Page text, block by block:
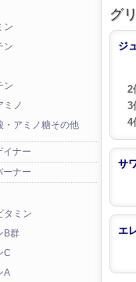
ン
ン
ン
ミノ
・アミノ糖その他
イナー
ーナー
タミン
B群
C
A
グ
ジ
2
3
4
サ
エ